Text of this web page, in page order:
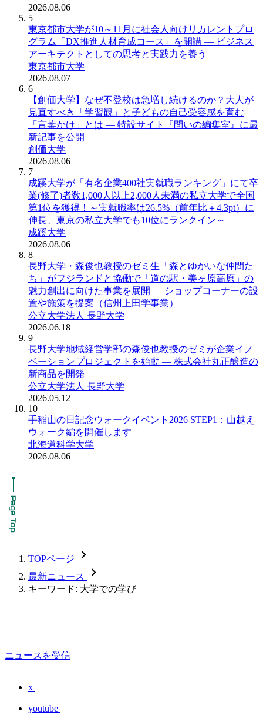
2026.08.06
5
東京都市大学が10～11月に社会人向けリカレントプロ
グラム「DX推進人材育成コース」を開講 ― ビジネス
アーキテクトとしての思考と実践力を養う
東京都市大学
2026.08.07
6
【創価大学】なぜ不登校は急増し続けるのか？大人が
見直すべき「学習観」と子どもの自己受容感を育む
「言葉かけ」とは ― 特設サイト『問いの編集室』に最
新記事を公開
創価大学
2026.08.06
7
成蹊大学が「有名企業400社実就職ランキング」にて卒
業(修了)者数1,000人以上2,000人未満の私立大学で全国
第1位を獲得！～実就職率は26.5%（前年比＋4.3pt）に
伸長、東京の私立大学でも10位にランクイン～
成蹊大学
2026.08.06
8
長野大学・森俊也教授のゼミ生「森とゆかいな仲間た
ち」がフジランドと協働で「道の駅・美ヶ原高原」の
魅力創出に向けた事業を展開 ― ショップコーナーの設
置や施策を提案（信州上田学事業）
公立大学法人 長野大学
2026.06.18
9
長野大学地域経営学部の森俊也教授のゼミが企業イノ
ベーションプロジェクトを始動 ― 株式会社丸正醸造の
新商品を開発
公立大学法人 長野大学
2026.05.12
10
手稲山の日記念ウォークイベント2026 STEP1：山越え
ウォーク編を開催します
北海道科学大学
2026.08.06
TOPページ chevron_forward
最新ニュース chevron_forward
キーワード: 大学での学び
ニュースを受信
x
youtube